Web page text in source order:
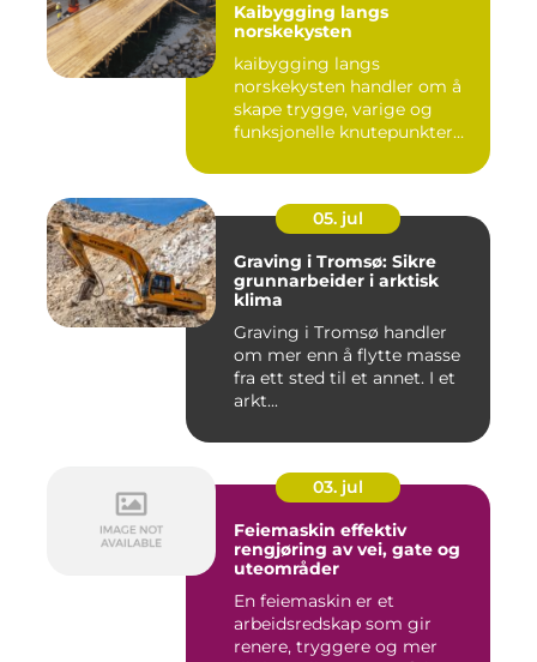
Kaibygging langs
norskekysten
kaibygging langs
norskekysten handler om å
skape trygge, varige og
funksjonelle knutepunkter
05. jul
Graving i Tromsø: Sikre
grunnarbeider i arktisk
klima
Graving i Tromsø handler
om mer enn å flytte masse
fra ett sted til et annet. I et
arkt...
03. jul
Feiemaskin effektiv
rengjøring av vei, gate og
uteområder
En feiemaskin er et
arbeidsredskap som gir
renere, tryggere og mer